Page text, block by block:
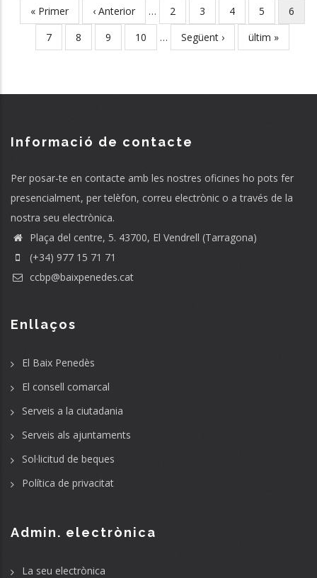
Pagination
First
page
« Primer
Previous
page
‹ Anterior … Page
2 Page
3 Page
4 Page
5
page
6
Page
7 Page
8 Page
9 Page
10 …
Next
Següent ›
Last
ültim »
Informació de contacte
Per posar-te en contacte amb les nostres oficines ho pots fer
presencialment, per telèfon, correu electrònic o a través de la
nostra seu electrònica.
Plaça del centre, 5. 43700, El Vendrell (Tarragona)
(+34) 977 15 71 71
ccbp@baixpenedes.cat
Enllaços
El Baix Penedès
El consell comarcal
Serveis a la ciutadania
Serveis als ajuntaments
Sol·licitud de beques
Política de privacitat
Admin. electrònica
La seu electrònica